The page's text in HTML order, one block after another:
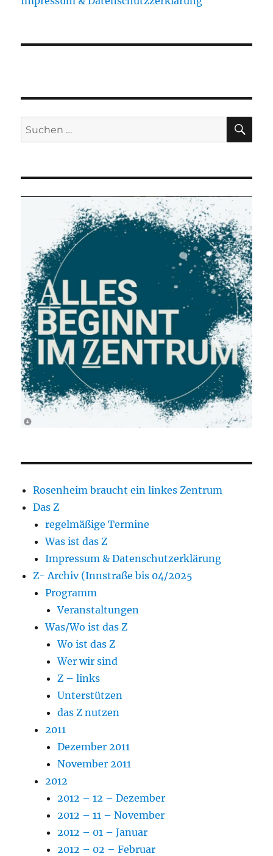
Suchen
nach:
Rosenheim braucht ein linkes Zentrum
Das Z
regelmäßige Termine
Was ist das Z
Impressum & Datenschutzerklärung
Z- Archiv (Innstraße bis 04/2025
Programm
Veranstaltungen
Was/Wo ist das Z
Wo ist das Z
Wer wir sind
Z – links
Unterstützen
das Z nutzen
2011
Dezember 2011
November 2011
2012
2012 – 12 – Dezember
2012 – 11 – November
2012 – 01 – Januar
2012 – 02 – Februar